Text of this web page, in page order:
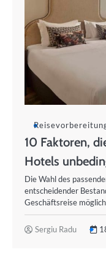
10 Faktoren,
Hotels
Die Wahl des
entscheidender
Geschäftsreise
Sergiu Radu